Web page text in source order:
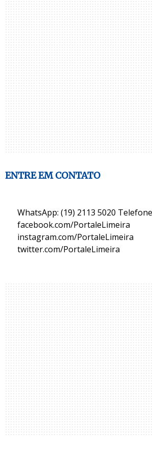
ENTRE EM CONTATO
WhatsApp: (19) 2113 5020
facebook.com/PortaleLimeira
instagram.com/PortaleLimeira
twitter.com/PortaleLimeira